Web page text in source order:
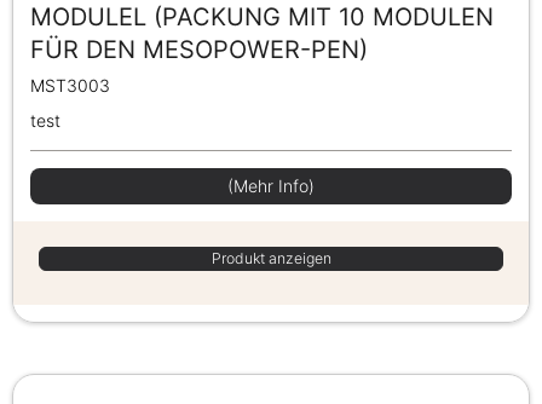
MODULEL (PACKUNG MIT 10 MODULEN
FÜR DEN MESOPOWER-PEN)
MST3003
test
(Mehr Info)
Produkt anzeigen